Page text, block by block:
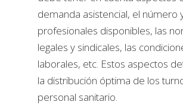
demanda asistencial, el número
profesionales disponibles, las
legales y sindicales, las
laborales, etc. Estos aspectos
la distribución óptima de los
personal sanitario.